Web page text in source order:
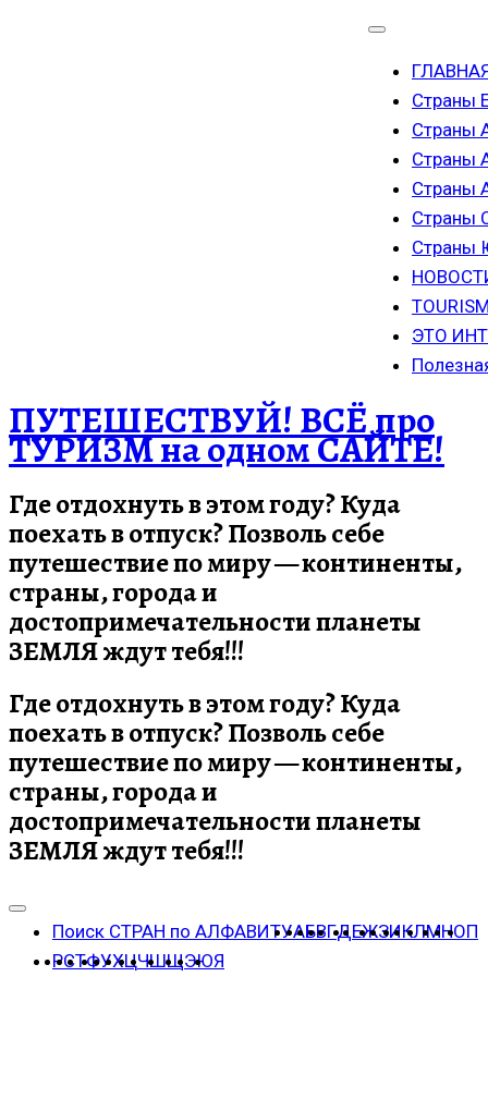
Страны
Страны
Страны
Страны
Страны
Страны
ЭТО
ПУТЕШЕСТВУЙ! ВСЁ про
ТУРИЗМ на одном САЙТЕ!
Где отдохнуть в этом году? Куда
поехать в отпуск? Позволь себе
путешествие по миру — континенты,
страны, города и
достопримечательности планеты
ЗЕМЛЯ ждут тебя!!!
Где отдохнуть в этом году? Куда
поехать в отпуск? Позволь себе
путешествие по миру — континенты,
страны, города и
достопримечательности планеты
ЗЕМЛЯ ждут тебя!!!
Поиск СТРАН по АЛФАВИТУАБВГДЕЖЗИКЛМНОП
РСТФУХЦЧШЩЭЮЯ